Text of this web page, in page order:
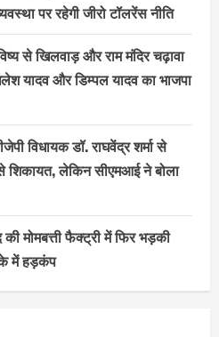
पर रहेगी जीरो टॉलरेंस नीति
से खिलवाड़ और राम मंदिर चढ़ावा
यादव और डिम्पल यादव का भाजपा
विधायक डॉ. राघवेंद्र शर्मा से
शिकायत, लेकिन सीएमआई ने बोला
मोमबत्ती फैक्ट्री में फिर भड़की
में हड़कंप